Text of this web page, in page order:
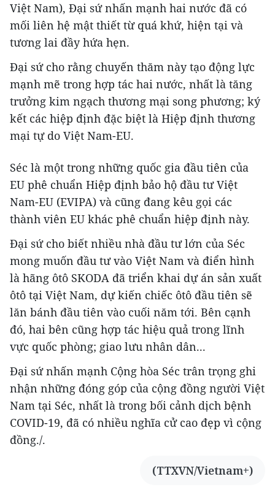
Việt Nam), Đại sứ nhấn mạnh hai nước đã có
mối liên hệ mật thiết từ quá khứ, hiện tại và
tương lai đầy hứa hẹn.
Đại sứ cho rằng chuyến thăm này tạo động lực
mạnh mẽ trong hợp tác hai nước, nhất là tăng
trưởng kim ngạch thương mại song phương; ký
kết các hiệp định đặc biệt là Hiệp định thương
mại tự do Việt Nam-EU.
Séc là một trong những quốc gia đầu tiên của
EU phê chuẩn Hiệp định bảo hộ đầu tư Việt
Nam-EU (EVIPA) và cũng đang kêu gọi các
thành viên EU khác phê chuẩn hiệp định này.
Đại sứ cho biết nhiều nhà đầu tư lớn của Séc
mong muốn đầu tư vào Việt Nam và điển hình
là hãng ôtô SKODA đã triển khai dự án sản xuất
ôtô tại Việt Nam, dự kiến chiếc ôtô đầu tiên sẽ
lăn bánh đầu tiên vào cuối năm tới. Bên cạnh
đó, hai bên cũng hợp tác hiệu quả trong lĩnh
vực quốc phòng; giao lưu nhân dân...
Đại sứ nhấn mạnh Cộng hòa Séc trân trọng ghi
nhận những đóng góp của cộng đồng người Việt
Nam tại Séc, nhất là trong bối cảnh dịch bệnh
COVID-19, đã có nhiều nghĩa cử cao đẹp vì cộng
đồng./.
(TTXVN/Vietnam+)